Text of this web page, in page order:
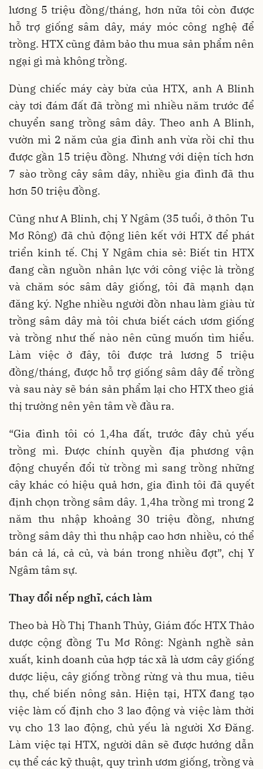
lương 5 triệu đồng/tháng, hơn nữa tôi còn được
hỗ trợ giống sâm dây, máy móc công nghệ để
trồng. HTX cũng đảm bảo thu mua sản phẩm nên
ngại gì mà không trồng.
Dùng chiếc máy cày bừa của HTX, anh A Blinh
cày tơi đám đất đã trồng mì nhiều năm trước để
chuyển sang trồng sâm dây. Theo anh A Blinh,
vườn mì 2 năm của gia đình anh vừa rồi chỉ thu
được gần 15 triệu đồng. Nhưng với diện tích hơn
7 sào trồng cây sâm dây, nhiều gia đình đã thu
hơn 50 triệu đồng.
Cũng như A Blinh, chị Y Ngâm (35 tuổi, ở thôn Tu
Mơ Rông) đã chủ động liên kết với HTX để phát
triển kinh tế. Chị Y Ngâm chia sẻ: Biết tin HTX
đang cần nguồn nhân lực với công việc là trồng
và chăm sóc sâm dây giống, tôi đã mạnh dạn
đăng ký. Nghe nhiều người đồn nhau làm giàu từ
trồng sâm dây mà tôi chưa biết cách ươm giống
và trồng như thế nào nên cũng muốn tìm hiểu.
Làm việc ở đây, tôi được trả lương 5 triệu
đồng/tháng, được hỗ trợ giống sâm dây để trồng
và sau này sẽ bán sản phẩm lại cho HTX theo giá
thị trường nên yên tâm về đầu ra.
“Gia đình tôi có 1,4ha đất, trước đây chủ yếu
trồng mì. Được chính quyền địa phương vận
động chuyển đổi từ trồng mì sang trồng những
cây khác có hiệu quả hơn, gia đình tôi đã quyết
định chọn trồng sâm dây. 1,4ha trồng mì trong 2
năm thu nhập khoảng 30 triệu đồng, nhưng
trồng sâm dây thì thu nhập cao hơn nhiều, có thể
bán cả lá, cả củ, và bán trong nhiều đợt”, chị Y
Ngâm tâm sự.
Thay đổi nếp nghĩ, cách làm
Theo bà Hồ Thị Thanh Thủy, Giám đốc HTX Thảo
dược cộng đồng Tu Mơ Rông: Ngành nghề sản
xuất, kinh doanh của hợp tác xã là ươm cây giống
dược liệu, cây giống trồng rừng và thu mua, tiêu
thụ, chế biến nông sản. Hiện tại, HTX đang tạo
việc làm cố định cho 3 lao động và việc làm thời
vụ cho 13 lao động, chủ yếu là người Xơ Đăng.
Làm việc tại HTX, người dân sẽ được hướng dẫn
cụ thể các kỹ thuật, quy trình ươm giống, trồng và